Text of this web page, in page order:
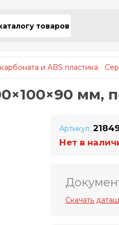
и ABS пластика
мм,
Артикул:
Нет в
Скачать